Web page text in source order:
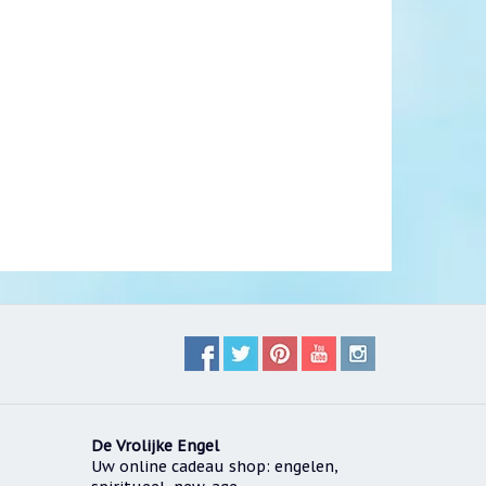
De Vrolijke Engel
Uw online cadeau shop: engelen,